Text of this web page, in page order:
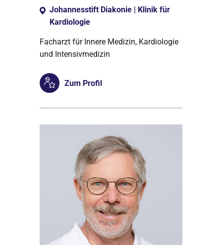
Johannesstift Diakonie | Klinik für
Kardiologie
Facharzt für Innere Medizin, Kardiologie
und Intensivmedizin
Zum Profil